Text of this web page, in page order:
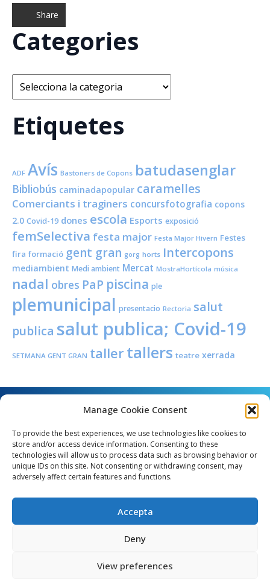
Manage Cookie Consent
To provide the best experiences, we use technologies like cookies to
store and/or access device information. Consenting to these
technologies will allow us to process data such as browsing behavior or
unique IDs on this site. Not consenting or withdrawing consent, may
adversely affect certain features and functions.
Accepta
Deny
View preferences
Share
Categories
Categories
Etiquetes
ADF Avís Bastoners de Copons batudasenglar
Bibliobús caminadapopular caramelles
Comerciants i traginers concursfotografia copons
2.0 Covid-19 dones escola Esports exposició
femSelectiva festa major Festa Major Hivern Festes
fira formació gent gran gorg horts Intercopons
mediambient Medi ambient Mercat MostraHortícola música
nadal obres PaP piscina ple
plemunicipal presentacio Rectoria salut
publica salut publica; Covid-19
SETMANA GENT GRAN taller tallers teatre xerrada
Angel Guimerà, 8 - 08289 Copons
e_mail: copons@copons.cat
Crèdits Política de cookies (EU)